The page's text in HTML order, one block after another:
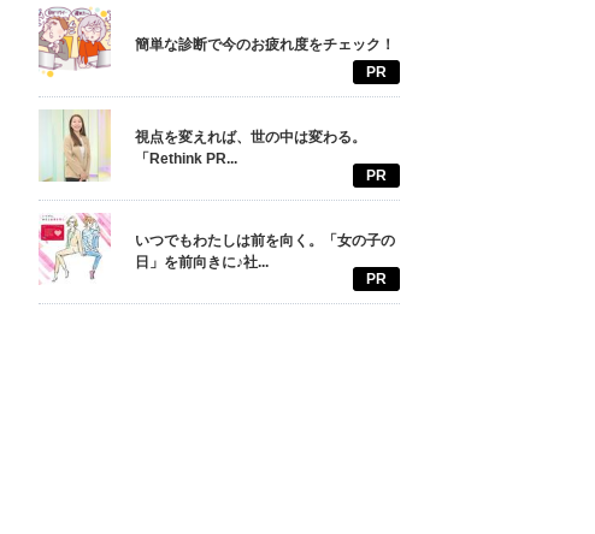
簡単な診断で今のお疲れ度をチェック！
PR
視点を変えれば、世の中は変わる。
「Rethink PR...
PR
いつでもわたしは前を向く。「女の子の
日」を前向きに♪社...
PR